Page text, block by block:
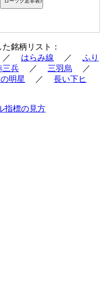
銘柄リスト：
／ はらみ線 ／
ふり
三兵 ／ 三羽烏
／
明星 ／
長い下ヒ
指標の見方